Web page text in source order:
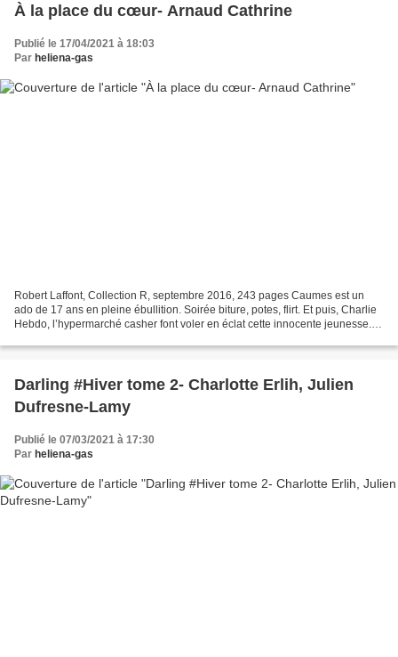
À la place du cœur- Arnaud Cathrine
Publié le 17/04/2021 à 18:03
Par heliena-gas
Robert Laffont, Collection R, septembre 2016, 243 pages Caumes est un
ado de 17 ans en pleine ébullition. Soirée biture, potes, flirt. Et puis, Charlie
Hebdo, l’hypermarché casher font voler en éclat cette innocente jeunesse.
Darling #Hiver tome 2- Charlotte Erlih, Julien
Dufresne-Lamy
Publié le 07/03/2021 à 17:30
Par heliena-gas